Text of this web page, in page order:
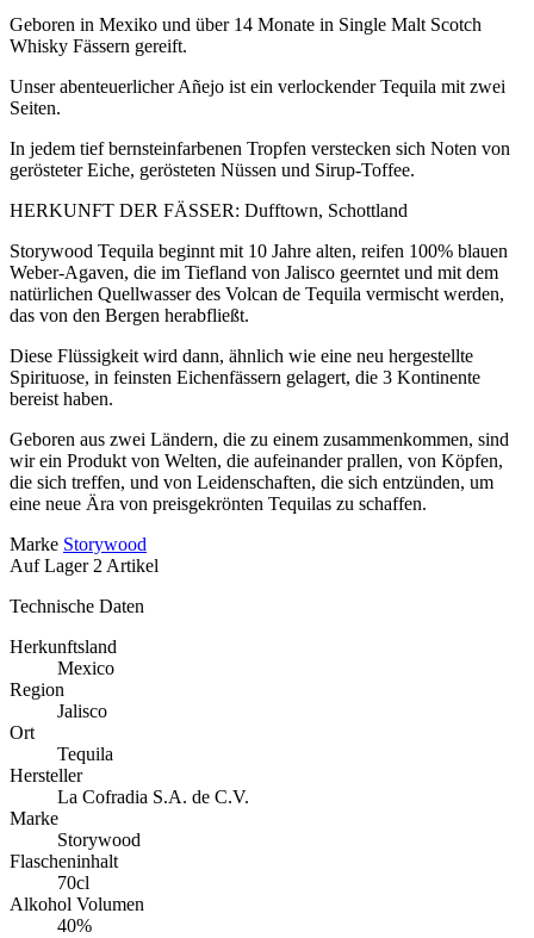
Geboren in Mexiko und über 14 Monate in Single Malt Scotch
Whisky Fässern gereift.
Unser abenteuerlicher Añejo ist ein verlockender Tequila mit zwei
Seiten.
In jedem tief bernsteinfarbenen Tropfen verstecken sich Noten von
gerösteter Eiche, gerösteten Nüssen und Sirup-Toffee.
HERKUNFT DER FÄSSER: Dufftown, Schottland
Storywood Tequila beginnt mit 10 Jahre alten, reifen 100% blauen
Weber-Agaven, die im Tiefland von Jalisco geerntet und mit dem
natürlichen Quellwasser des Volcan de Tequila vermischt werden,
das von den Bergen herabfließt.
Diese Flüssigkeit wird dann, ähnlich wie eine neu hergestellte
Spirituose, in feinsten Eichenfässern gelagert, die 3 Kontinente
bereist haben.
Geboren aus zwei Ländern, die zu einem zusammenkommen, sind
wir ein Produkt von Welten, die aufeinander prallen, von Köpfen,
die sich treffen, und von Leidenschaften, die sich entzünden, um
eine neue Ära von preisgekrönten Tequilas zu schaffen.
Marke Storywood
Auf Lager 2 Artikel
Technische Daten
Herkunftsland
Mexico
Region
Jalisco
Ort
Tequila
Hersteller
La Cofradia S.A. de C.V.
Marke
Storywood
Flascheninhalt
70cl
Alkohol Volumen
40%